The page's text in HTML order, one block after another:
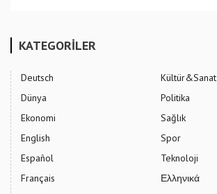
KATEGORİLER
Deutsch
Dünya
Ekonomi
English
Español
Français
Kültür&Sanat
Politika
Sağlık
Spor
Teknoloji
Ελληνικά